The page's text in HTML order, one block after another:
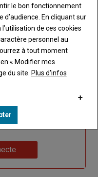
Publicité
VOUS
compte
de passe
le bon fonctionnement
En cliquant sur
de ces cookies
personnel au
à tout moment
« Modifier mes
du site. Plus d'infos